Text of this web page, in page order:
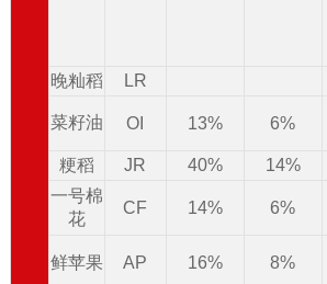
晚籼稻 LR
菜籽油 OI 13% 6%
粳稻
JR 40%
14%
一号棉
花
CF 14% 6%
鲜苹果 AP 16% 8%